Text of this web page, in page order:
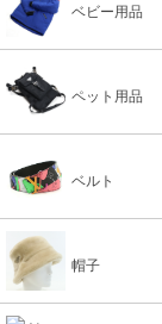
ベビー用品
ペット用品
ベルト
帽子